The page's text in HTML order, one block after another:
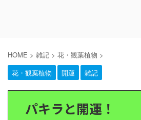
HOME > 雑記 > 花・観葉植物 >
花・観葉植物
開運 雑記
パキラと開運！